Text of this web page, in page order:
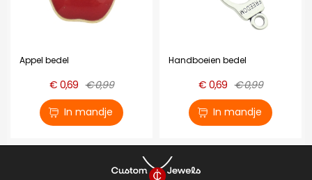
Appel bedel
€ 0,69 € 0,99
In mandje
Handboeien bedel
€ 0,69 € 0,99
In mandje